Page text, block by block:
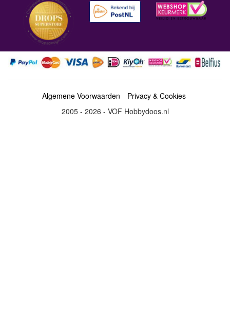
Algemene Voorwaarden
Privacy & Cookies
2005 - 2026 - VOF Hobbydoos.nl